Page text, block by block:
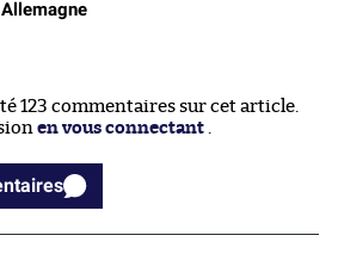
123 commentaires sur cet article.
en vous connectant .